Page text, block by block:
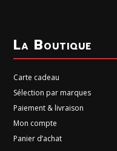
La Boutique
Carte cadeau
Sélection par marques
Paiement & livraison
Mon compte
Panier d’achat